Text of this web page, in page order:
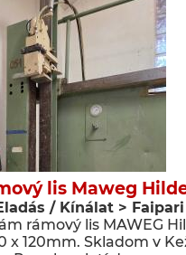
lis Maweg
/ Kínálat >
rámový lis MAWEG
x 120mm. Skladom v